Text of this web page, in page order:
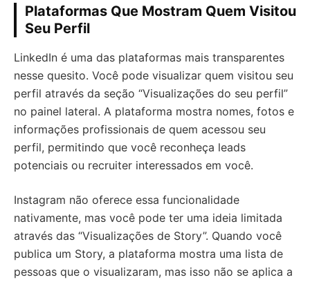
Plataformas Que Mostram Quem Visitou
Seu Perfil
LinkedIn é uma das plataformas mais transparentes
nesse quesito. Você pode visualizar quem visitou seu
perfil através da seção “Visualizações do seu perfil”
no painel lateral. A plataforma mostra nomes, fotos e
informações profissionais de quem acessou seu
perfil, permitindo que você reconheça leads
potenciais ou recruiter interessados em você.
Instagram não oferece essa funcionalidade
nativamente, mas você pode ter uma ideia limitada
através das “Visualizações de Story”. Quando você
publica um Story, a plataforma mostra uma lista de
pessoas que o visualizaram, mas isso não se aplica a